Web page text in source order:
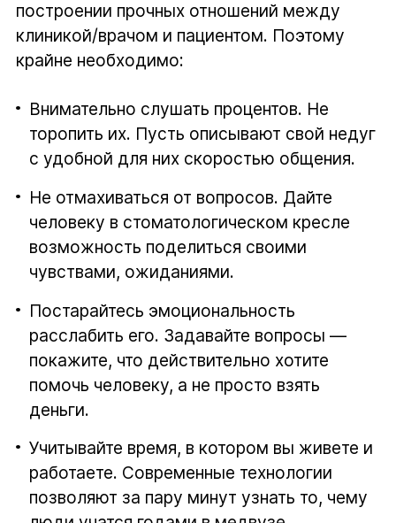
построении прочных отношений между
клиникой/врачом и пациентом. Поэтому
крайне необходимо:
Внимательно слушать процентов. Не
торопить их. Пусть описывают свой недуг
с удобной для них скоростью общения.
Не отмахиваться от вопросов. Дайте
человеку в стоматологическом кресле
возможность поделиться своими
чувствами, ожиданиями.
Постарайтесь эмоциональность
расслабить его. Задавайте вопросы —
покажите, что действительно хотите
помочь человеку, а не просто взять
деньги.
Учитывайте время, в котором вы живете и
работаете. Современные технологии
позволяют за пару минут узнать то, чему